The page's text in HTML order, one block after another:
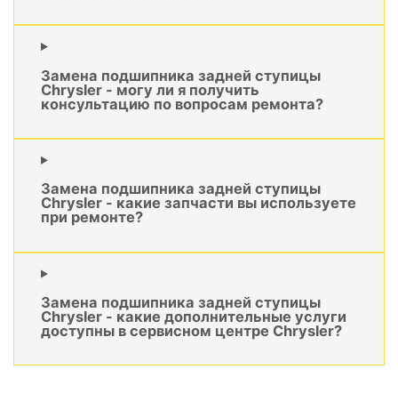
Замена подшипника задней ступицы
Chrysler - могу ли я получить
консультацию по вопросам ремонта?
Замена подшипника задней ступицы
Chrysler - какие запчасти вы используете
при ремонте?
Замена подшипника задней ступицы
Chrysler - какие дополнительные услуги
доступны в сервисном центре Chrysler?